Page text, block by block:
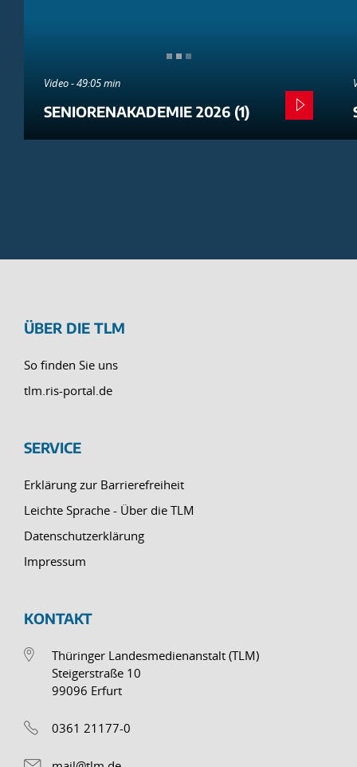
Video - 49:05 min
SENIORENAKADEMIE 2026 (1)
ÜBER DIE TLM
So finden Sie uns
tlm.ris-portal.de
SERVICE
Erklärung zur Barrierefreiheit
Leichte Sprache - Über die TLM
Datenschutzerklärung
Impressum
KONTAKT
Thüringer Landesmedienanstalt (TLM)
Steigerstraße 10
99096 Erfurt
0361 21177-0